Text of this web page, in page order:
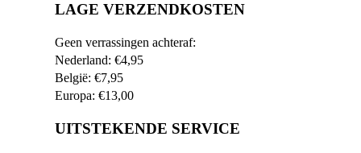
LAGE VERZENDKOSTEN
Geen verrassingen achteraf:
Nederland: €4,95
België: €7,95
Europa: €13,00
UITSTEKENDE SERVICE